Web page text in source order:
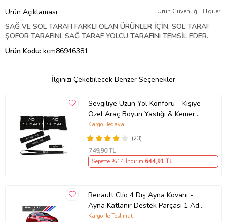
Ürün Açıklaması Ürün Güvenliği Bilgileri
SAĞ VE SOL TARAFI FARKLI OLAN ÜRÜNLER İÇİN, SOL TARAF
ŞOFÖR TARAFINI, SAĞ TARAF YOLCU TARAFINI TEMSİL EDER.
Ürün Kodu: kcm86946381
İlginizi Çekebilecek Benzer Seçenekler
Sevgiliye Uzun Yol Konforu – Kişiye
Özel Araç Boyun Yastığı & Kemer
Pedi Hediye Seti
(23)
Kargo Bedava
749,90 TL
Sepette %14 İndirim 644,91 TL
Renault Clio 4 Dış Ayna Kovanı -
Ayna Katlanır Destek Parçası 1 Adet
490307706 M3625
Kargo ile Teslimat